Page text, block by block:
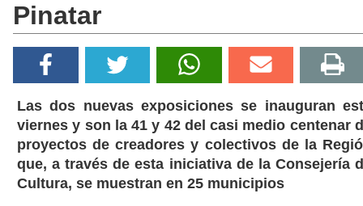
Pinatar
Las dos nuevas exposiciones se inauguran
viernes y son la 41 y 42 del casi medio centenar
proyectos de creadores y colectivos de la
que, a través de esta iniciativa de la Consejería
Cultura, se muestran en 25 municipios